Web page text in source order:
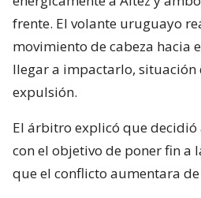
frente. El volante uruguayo
movimiento de cabeza hacia
llegar a impactarlo, situación
expulsión.
El árbitro explicó que
con el objetivo de poner fin a
que el conflicto aumentara